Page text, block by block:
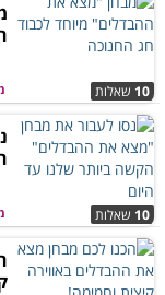
10 שאלות
10 שאלות